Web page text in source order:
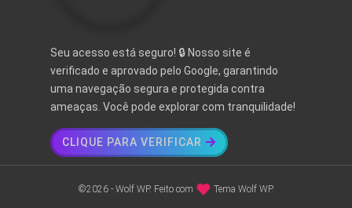
Seu acesso está seguro! 🔒 Nosso site é
verificado e aprovado pelo Google, garantindo
uma navegação segura e protegida contra
ameaças. Você pode explorar com tranquilidade!
CLIQUE PARA VERIFICAR
©2026 - Wolf WP. Feito com Tema Wolf WP.